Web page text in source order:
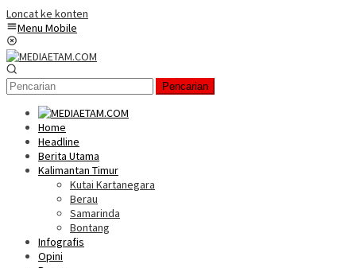
Loncat ke konten
Menu Mobile
Pencarian
Home
Headline
Berita Utama
Kalimantan Timur
Kutai Kartanegara
Berau
Samarinda
Bontang
Infografis
Opini